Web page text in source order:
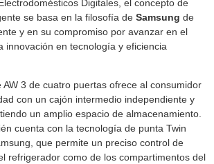
Digitales, el concepto de
se basa en la filosofía de Samsung de
y en su compromiso por avanzar en el
innovación en tecnología y eficiencia
AW 3 de cuatro puertas ofrece al consumidor
con un cajón intermedio independiente y
un amplio espacio de almacenamiento.
cuenta con la tecnología de punta Twin
que permite un preciso control de
refrigerador como de los compartimentos del